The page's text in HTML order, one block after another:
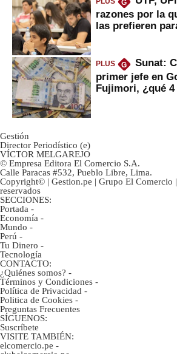
G
razones por la
las prefieren
PLUS G
Sunat:
primer jefe en
Fujimori, ¿qué 4
Gestión
Director Periodístico (e)
VÍCTOR MELGAREJO
© Empresa Editora El Comercio S.A.
Calle Paracas #532, Pueblo Libre, Lima.
Copyright© | Gestion.pe | Grupo El Comercio
reservados
SECCIONES:
Portada -
Economía -
Mundo -
Perú -
Tu Dinero -
Tecnología
CONTACTO:
¿Quiénes somos? -
Términos y Condiciones -
Política de Privacidad -
Politica de Cookies -
Preguntas Frecuentes
SÍGUENOS:
Suscríbete
VISITE TAMBIÉN:
elcomercio.pe -